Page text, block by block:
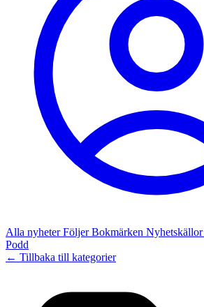
Alla nyheterFöljerBokmärken Nyhetskällor
Podd
← Tillbaka till kategorier